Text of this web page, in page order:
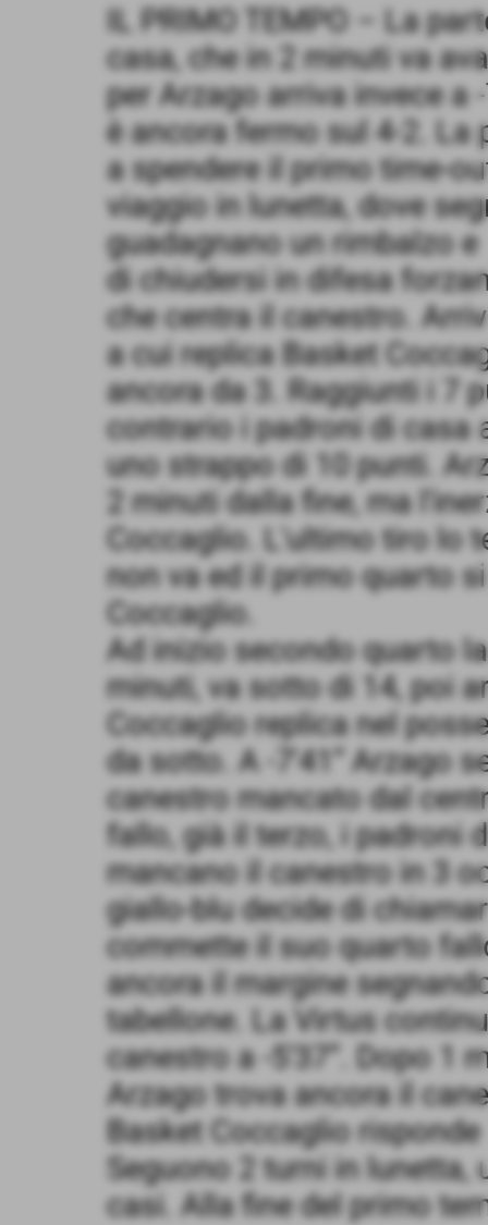
IL PRIMO TEMPO – La
casa, che in 2 minuti va
per Arzago arriva invece a
è ancora fermo sul 4-2.
a spendere il primo time-
viaggio in lunetta, dove
guadagnano un rimbalzo
di chiudersi in difesa
che centra il canestro.
a cui replica Basket
ancora da 3. Raggiunti i 7
contrario i padroni di casa
uno strappo di 10 punti.
2 minuti dalla fine, ma
Coccaglio. L'ultimo tiro lo
non va ed il primo quarto
Coccaglio.
Ad inizio secondo quarto
minuti, va sotto di 14, poi
Coccaglio replica nel
da sotto. A -7'41” Arzago
canestro mancato dal
fallo, già il terzo, i padroni
mancano il canestro in 3
giallo-blu decide di
commette il suo quarto
ancora il margine
tabellone. La Virtus
canestro a -5'37”. Dopo 1
Arzago trova ancora il
Basket Coccaglio
Seguono 2 turni in lunetta,
casi. Alla fine del primo